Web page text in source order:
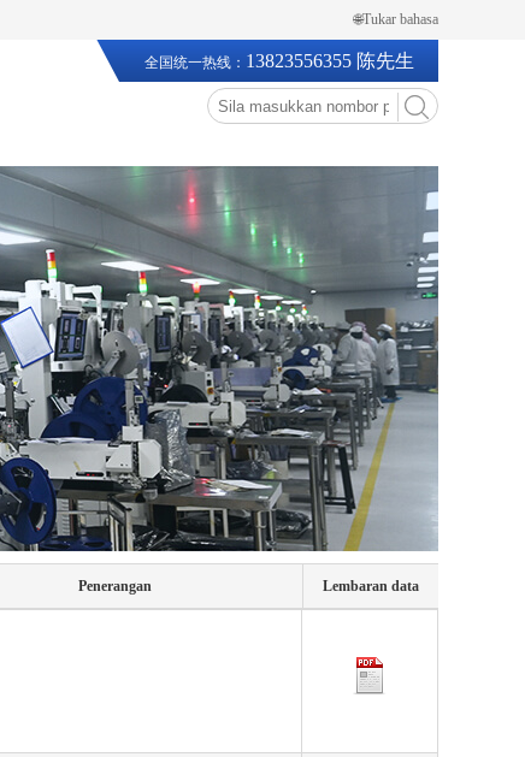
🌐Tukar bahasa
全国统一热线： 13823556355 陈先生
Penerangan Lembaran data